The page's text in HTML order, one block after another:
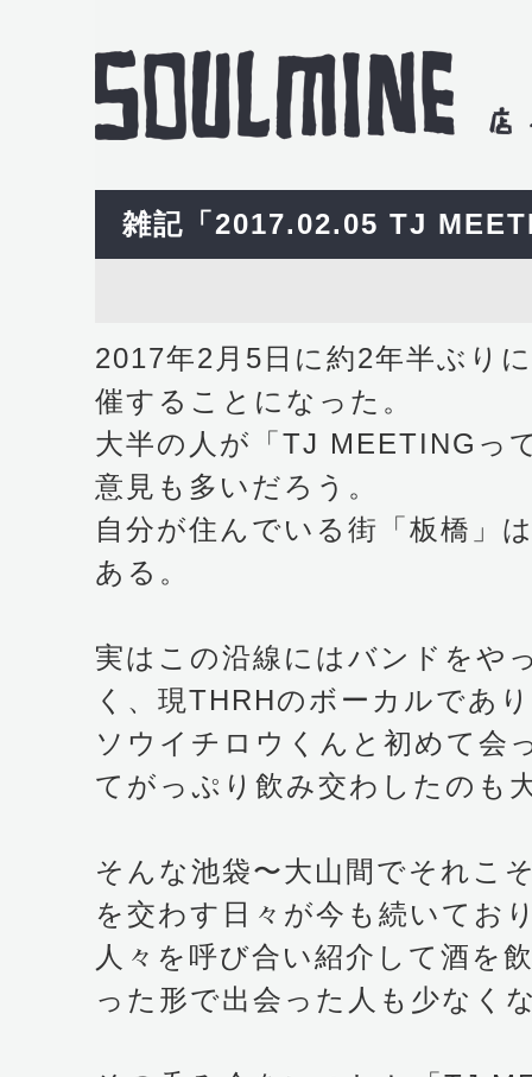
雑記「2017.02.05 TJ
2017年2月5日に約2年半ぶり
催することになった。
大半の人が「TJ MEETINGっ
意見も多いだろう。
自分が住んでいる街「板橋」
ある。
実はこの沿線にはバンドをや
く、現THRHのボーカルであ
ソウイチロウくんと初めて会
てがっぷり飲み交わしたのも
そんな池袋〜大山間でそれこ
を交わす日々が今も続いてお
人々を呼び合い紹介して酒を
った形で出会った人も少なく